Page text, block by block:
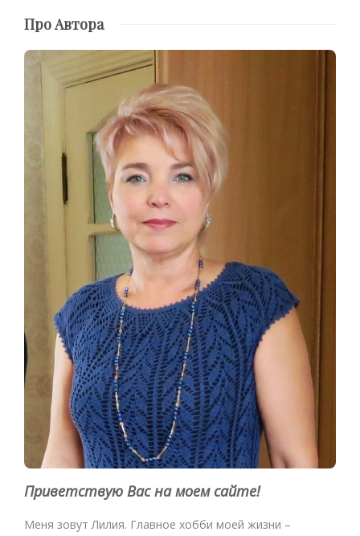
Про Автора
Приветствую Вас на моем сайте!
Меня зовут Лилия. Главное хобби моей жизни –